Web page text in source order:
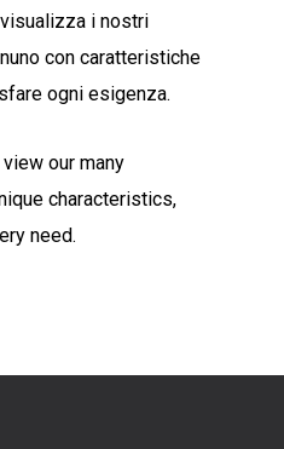
i nostri
con caratteristiche
ogni esigenza.
our many
characteristics,
need.